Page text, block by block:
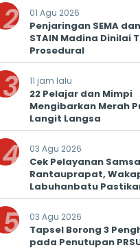
2 01 Agu 2026
Penjaringan SEMA dan
STAIN Madina Dinilai
Prosedural
3 11 jam lalu
22 Pelajar dan Mimpi
Mengibarkan Merah
Langit Langsa
4 03 Agu 2026
Cek Pelayanan
Rantauprapat,
Labuhanbatu
Prima untuk
5 03 Agu 2026
Tapsel Borong 3
pada Penutupan